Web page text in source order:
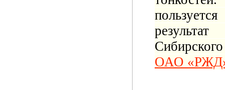
ОАО «РЖД»